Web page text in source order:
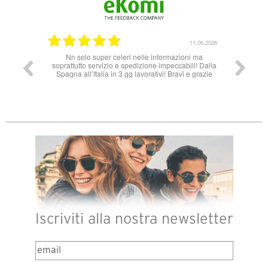
11.06.2026
Nn solo super celeri nelle informazioni ma
soprattutto servizio e spedizione impeccabili! Dalla
Spagna all’Italia in 3 gg lavorativi! Bravi e grazie
Iscriviti alla nostra newsletter